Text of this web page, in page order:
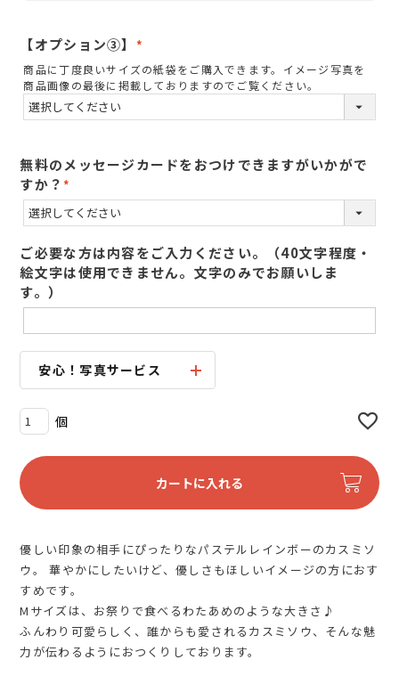
【オプション③】
(
必
)
商品に丁度良いサイズの紙袋をご購入できます。イメージ写真を
商品画像の最後に掲載しておりますのでご覧ください。
無料のメッセージカードをおつけできますがいかがで
すか？
(
必
)
ご必要な方は内容をご入力ください。（40文字程度・
絵文字は使用できません。文字のみでお願いしま
す。）
安心！写真サービス
カートに入れる
優しい印象の相手にぴったりなパステルレインボーのカスミソ
ウ。 華やかにしたいけど、優しさもほしいイメージの方におす
すめです。
Mサイズは、お祭りで食べるわたあめのような大きさ♪
ふんわり可愛らしく、誰からも愛されるカスミソウ、そんな魅
力が伝わるようにおつくりしております。